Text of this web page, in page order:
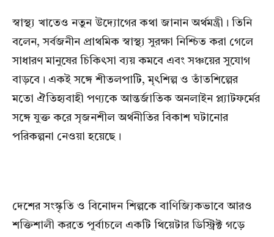
স্বাস্থ্য খাতেও নতুন উদ্যোগের কথা জানান অর্থমন্ত্রী। তিনি
বলেন, সর্বজনীন প্রাথমিক স্বাস্থ্য সুরক্ষা নিশ্চিত করা গেলে
সাধারণ মানুষের চিকিৎসা ব্যয় কমবে এবং সঞ্চয়ের সুযোগ
বাড়বে। একই সঙ্গে শীতলপাটি, মৃৎশিল্প ও তাঁতশিল্পের
মতো ঐতিহ্যবাহী পণ্যকে আন্তর্জাতিক অনলাইন প্ল্যাটফর্মের
সঙ্গে যুক্ত করে সৃজনশীল অর্থনীতির বিকাশ ঘটানোর
পরিকল্পনা নেওয়া হয়েছে।
দেশের সংস্কৃতি ও বিনোদন শিল্পকে বাণিজ্যিকভাবে আরও
শক্তিশালী করতে পূর্বাচলে একটি থিয়েটার ডিস্ট্রিক্ট গড়ে